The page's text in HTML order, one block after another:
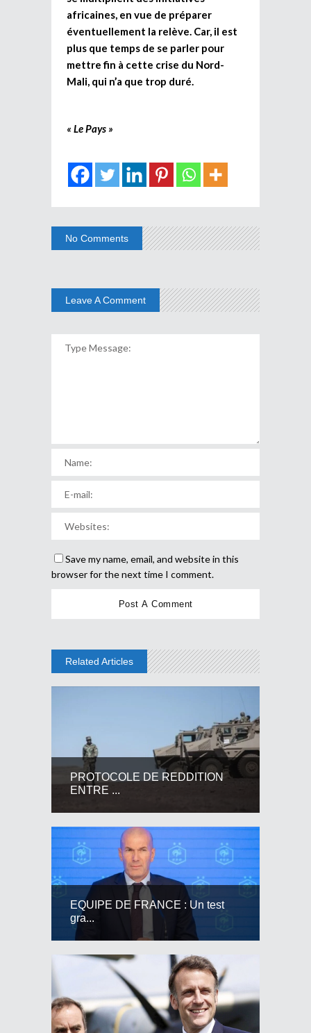
africaines, en vue de préparer
éventuellement la relève. Car, il est
plus que temps de se parler pour
mettre fin à cette crise du Nord-
Mali, qui n’a que trop duré.
« Le Pays »
No Comments
Leave A Comment
Save my name, email, and website in this
browser for the next time I comment.
Related Articles
PROTOCOLE DE REDDITION
ENTRE ...
EQUIPE DE FRANCE : Un test
gra...